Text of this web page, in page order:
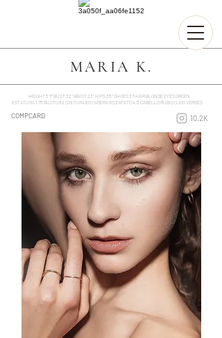
MARIA K.
HEIGHT 5'7'' BUST 32'' WAIST 23'' HIPS 35'' SHOES 37 HAIR BLONDE EYES GREEN
ESTATURA 1.75 BUSTO 82 CINTURA 60 CADERA 90 ZAPATO 4.5 CABELLO RUBIO OJOS VERDES
COMPCARD 10.2K